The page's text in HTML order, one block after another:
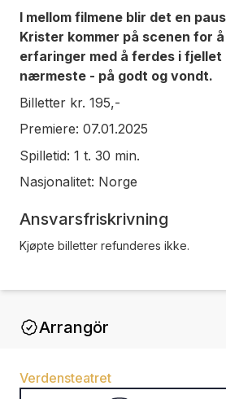
I mellom filmene blir det en
Krister kommer på scenen for
erfaringer med å ferdes i fjellet
nærmeste - på godt og vondt.
Billetter kr. 195,-
Premiere: 07.01.2025
Spilletid: 1 t. 30 min.
Nasjonalitet: Norge
Ansvarsfriskrivning
Kjøpte billetter refunderes ikke.
Arrangör
Verdensteatret